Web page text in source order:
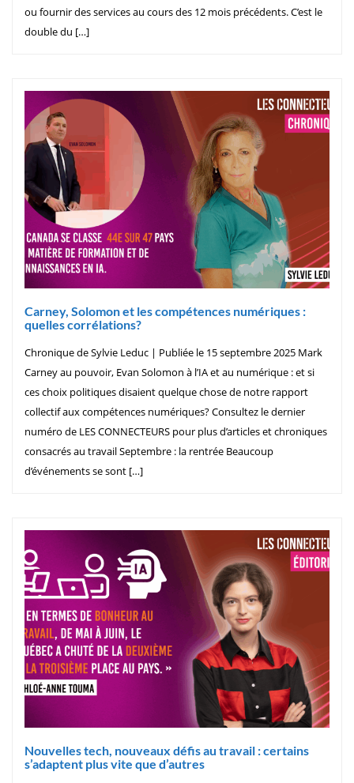
ou fournir des services au cours des 12 mois précédents. C’est le
double du […]
Carney, Solomon et les compétences numériques :
quelles corrélations?
Chronique de Sylvie Leduc | Publiée le 15 septembre 2025 Mark
Carney au pouvoir, Evan Solomon à l’IA et au numérique : et si
ces choix politiques disaient quelque chose de notre rapport
collectif aux compétences numériques? Consultez le dernier
numéro de LES CONNECTEURS pour plus d’articles et chroniques
consacrés au travail Septembre : la rentrée Beaucoup
d’événements se sont […]
Nouvelles tech, nouveaux défis au travail : certains
s’adaptent plus vite que d’autres